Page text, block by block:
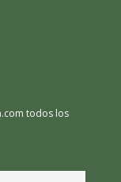
todos los